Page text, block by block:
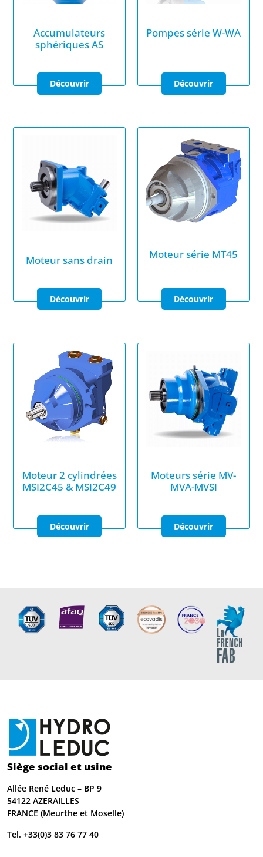
Accumulateurs
sphériques AS
Pompes série W-WA
Moteur sans drain Moteur série MT45
Moteur 2 cylindrées
MSI2C45 & MSI2C49
Moteurs série MV-
MVA-MVSI
Siège social et usine
Allée René Leduc – BP 9
54122 AZERAILLES
FRANCE (Meurthe et Moselle)
Tel. +33(0)3 83 76 77 40